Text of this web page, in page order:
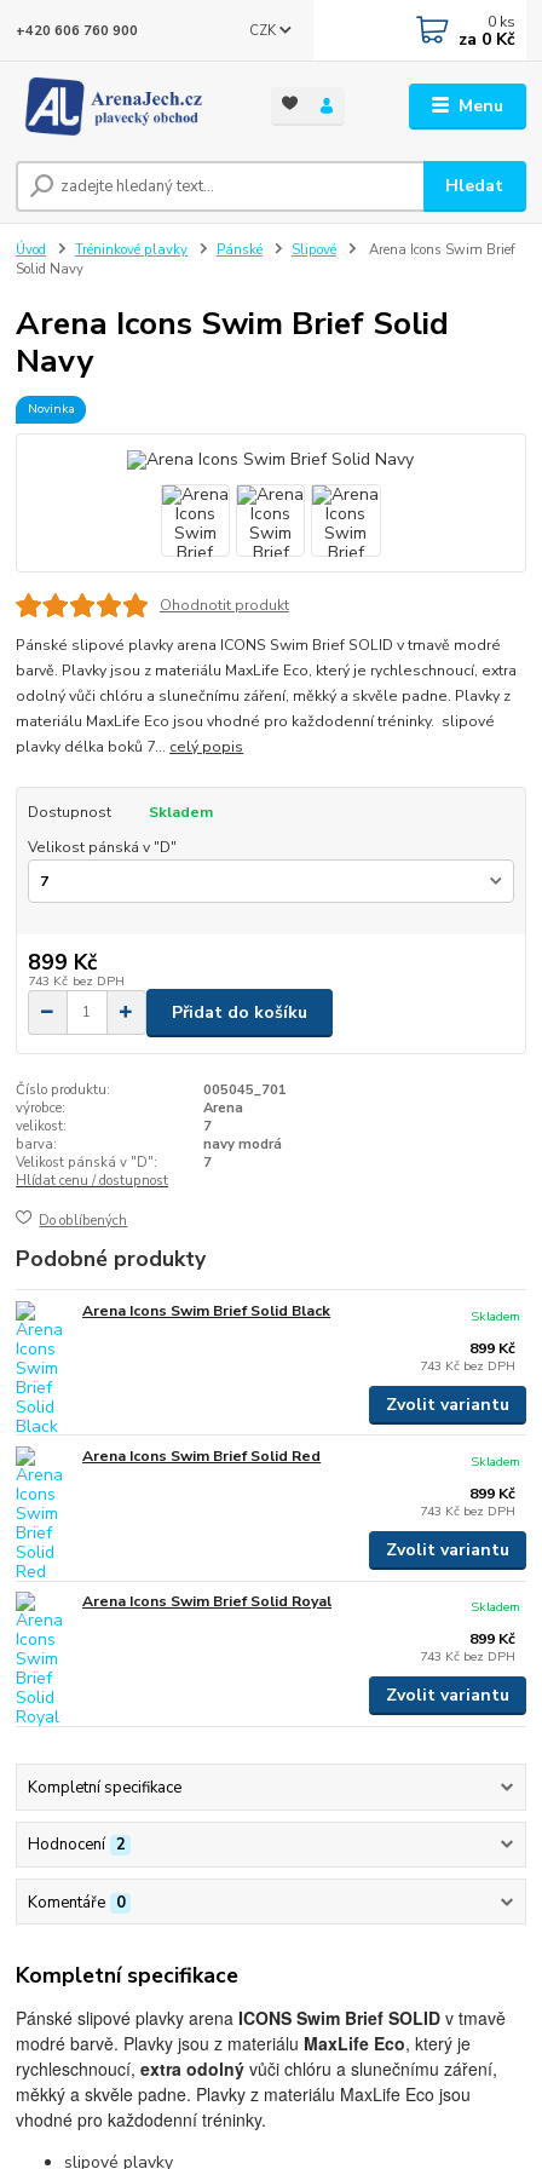
Menu
CZK
Hledat
+420 606 760 900 0 ks
za 0 Kč
Úvod Tréninkové plavky Pánské Slipové
Arena Icons Swim Brief
Solid Navy
Arena Icons Swim Brief Solid
Navy
Novinka
Ohodnotit produkt
Pánské slipové plavky arena ICONS Swim Brief SOLID v tmavě modré
barvě. Plavky jsou z materiálu MaxLife Eco, který je rychleschnoucí, extra
odolný vůči chlóru a slunečnímu záření, měkký a skvěle padne. Plavky z
materiálu MaxLife Eco jsou vhodné pro každodenní tréninky. slipové
plavky délka boků 7... celý popis
Dostupnost
Skladem
Velikost pánská v "D"
899 Kč
743 Kč bez DPH
Přidat do košíku
Číslo produktu:
005045_701
výrobce:
Arena
velikost:
7
barva:
navy modrá
Velikost pánská v "D":
7
Hlídat cenu / dostupnost
Do oblíbených
Podobné produkty
Arena Icons Swim Brief Solid Black
899 Kč
743 Kč bez DPH
Skladem
Zvolit variantu
Arena Icons Swim Brief Solid Red
899 Kč
743 Kč bez DPH
Skladem
Zvolit variantu
Arena Icons Swim Brief Solid Royal
899 Kč
743 Kč bez DPH
Skladem
Zvolit variantu
Kompletní specifikace
Hodnocení 2
Komentáře 0
Kompletní specifikace
Pánské slipové plavky arenaICONS Swim Brief SOLID v tmavě
modré barvě. Plavky jsou z materiálu MaxLife Eco, který je
rychleschnoucí,extra odolný vůči chlóru a slunečnímu záření,
měkký a skvěle padne. Plavky z materiálu MaxLife Eco jsou
vhodné pro každodenní tréninky.
slipové plavky